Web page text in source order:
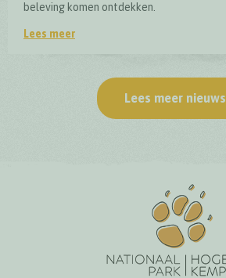
beleving komen ontdekken.
Lees meer
Lees meer nieuws